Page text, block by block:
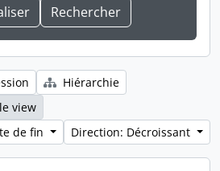
Hiérarchie
view
de fin
Direction: Décroissant